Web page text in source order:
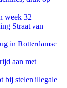
week 32
Straat van
in Rotterdamse
aan met
bij stelen illegale